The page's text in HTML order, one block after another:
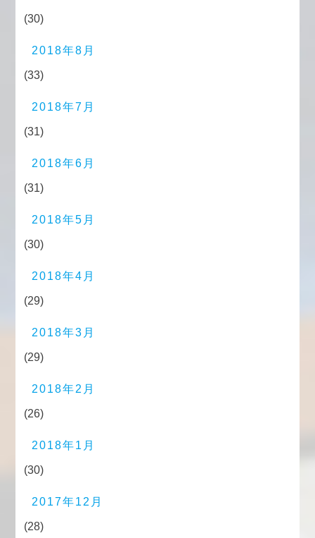
(30)
2018年8月
(33)
2018年7月
(31)
2018年6月
(31)
2018年5月
(30)
2018年4月
(29)
2018年3月
(29)
2018年2月
(26)
2018年1月
(30)
2017年12月
(28)